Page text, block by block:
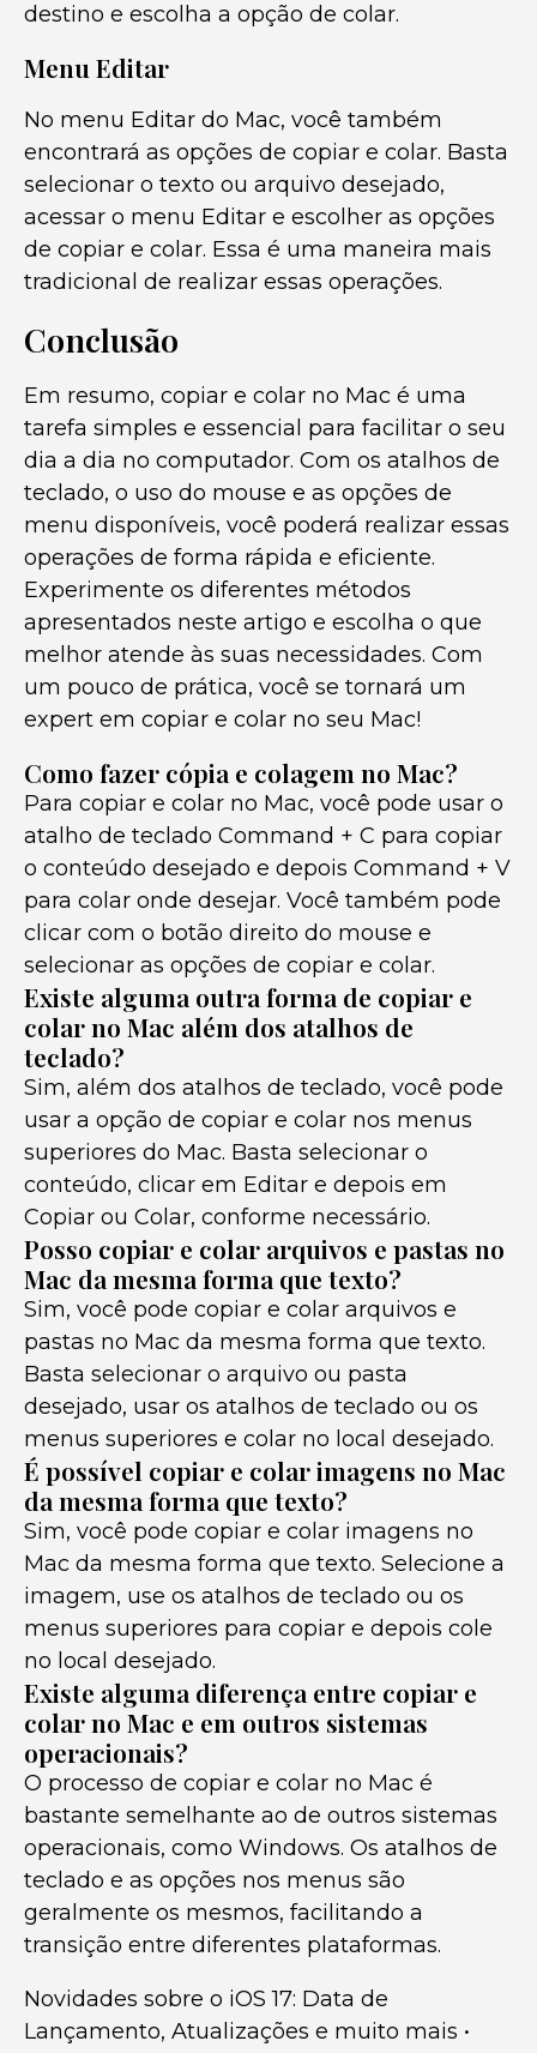
destino e escolha a opção de colar.
Menu Editar
No menu Editar do Mac, você também
encontrará as opções de copiar e colar. Basta
selecionar o texto ou arquivo desejado,
acessar o menu Editar e escolher as opções
de copiar e colar. Essa é uma maneira mais
tradicional de realizar essas operações.
Conclusão
Em resumo, copiar e colar no Mac é uma
tarefa simples e essencial para facilitar o seu
dia a dia no computador. Com os atalhos de
teclado, o uso do mouse e as opções de
menu disponíveis, você poderá realizar essas
operações de forma rápida e eficiente.
Experimente os diferentes métodos
apresentados neste artigo e escolha o que
melhor atende às suas necessidades. Com
um pouco de prática, você se tornará um
expert em copiar e colar no seu Mac!
Como fazer cópia e colagem no Mac?
Para copiar e colar no Mac, você pode usar o
atalho de teclado Command + C para copiar
o conteúdo desejado e depois Command + V
para colar onde desejar. Você também pode
clicar com o botão direito do mouse e
selecionar as opções de copiar e colar.
Existe alguma outra forma de copiar e
colar no Mac além dos atalhos de
teclado?
Sim, além dos atalhos de teclado, você pode
usar a opção de copiar e colar nos menus
superiores do Mac. Basta selecionar o
conteúdo, clicar em Editar e depois em
Copiar ou Colar, conforme necessário.
Posso copiar e colar arquivos e pastas no
Mac da mesma forma que texto?
Sim, você pode copiar e colar arquivos e
pastas no Mac da mesma forma que texto.
Basta selecionar o arquivo ou pasta
desejado, usar os atalhos de teclado ou os
menus superiores e colar no local desejado.
É possível copiar e colar imagens no Mac
da mesma forma que texto?
Sim, você pode copiar e colar imagens no
Mac da mesma forma que texto. Selecione a
imagem, use os atalhos de teclado ou os
menus superiores para copiar e depois cole
no local desejado.
Existe alguma diferença entre copiar e
colar no Mac e em outros sistemas
operacionais?
O processo de copiar e colar no Mac é
bastante semelhante ao de outros sistemas
operacionais, como Windows. Os atalhos de
teclado e as opções nos menus são
geralmente os mesmos, facilitando a
transição entre diferentes plataformas.
Novidades sobre o iOS 17: Data de
Lançamento, Atualizações e muito mais •